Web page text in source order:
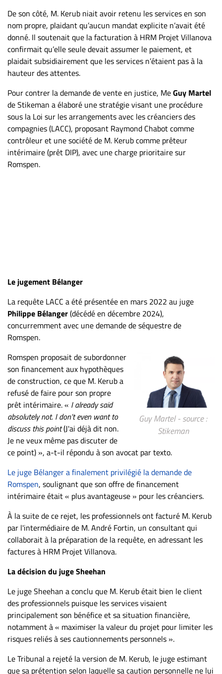
De son côté, M. Kerub niait avoir retenu les services en son
nom propre, plaidant qu’aucun mandat explicite n’avait été
donné. Il soutenait que la facturation à HRM Projet Villanova
confirmait qu’elle seule devait assumer le paiement, et
plaidait subsidiairement que les services n’étaient pas à la
hauteur des attentes.
Pour contrer la demande de vente en justice, MeGuy Martel
de Stikeman a élaboré une stratégie visant une procédure
sous la Loi sur les arrangements avec les créanciers des
compagnies (LACC), proposant Raymond Chabot comme
contrôleur et une société de M. Kerub comme prêteur
intérimaire (prêt DIP), avec une charge prioritaire sur
Romspen.
Le jugement Bélanger
La requête LACC a été présentée en mars 2022 au juge
Philippe Bélanger(décédé en décembre 2024),
concurremment avec une demande de séquestre de
Romspen.
Guy Martel - source :
Stikeman
Romspen proposait de subordonner
son financement aux hypothèques
de construction, ce que M. Kerub a
refusé de faire pour son propre
prêt intérimaire. « I already said
absolutely not. I don’t even want to
discuss this point(J'ai déjà dit non.
Je ne veux même pas discuter de
ce point) », a-t-il répondu à son avocat par texto.
Le juge Bélanger a finalement privilégié la demande de
Romspen, soulignant que son offre de financement
intérimaire était « plus avantageuse » pour les créanciers.
À la suite de ce rejet, les professionnels ont facturé M. Kerub
par l'intermédiaire de M. André Fortin, un consultant qui
collaborait à la préparation de la requête, en adressant les
factures à HRM Projet Villanova.
La décision du juge Sheehan
Le juge Sheehan a conclu que M. Kerub était bien le client
des professionnels puisque les services visaient
principalement son bénéfice et sa situation financière,
notamment à « maximiser la valeur du projet pour limiter les
risques reliés à ses cautionnements personnels ».
Le Tribunal a rejeté la version de M. Kerub, le juge estimant
que sa prétention selon laquelle sa caution personnelle ne lui